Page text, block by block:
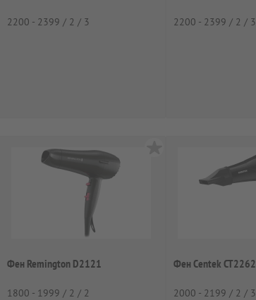
2200 - 2399 / 2 / 3 2200 - 2399 / 2 / 3
Фен Remington D2121
1800 - 1999 / 2 / 2
Фен Centek CT2262
2000 - 2199 / 2 / 3